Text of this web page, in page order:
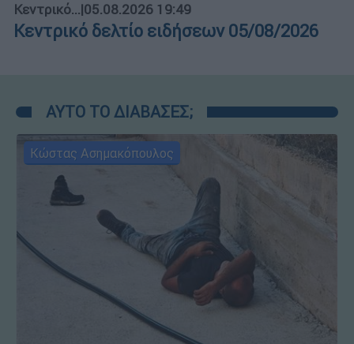
Κεντρικό...|05.08.2026 19:49
Κεντρικό δελτίο ειδήσεων 05/08/2026
ΑΥΤΟ ΤΟ ΔΙΑΒΑΣΕΣ;
Κώστας Ασημακόπουλος